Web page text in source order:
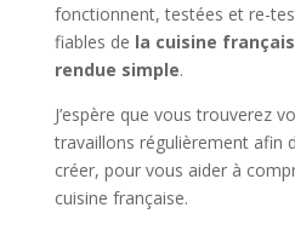
fonctionnent, testées et re-
fiables de la cuisine
rendue simple.
J’espère que vous trouverez
travaillons régulièrement afin
créer, pour vous aider à
cuisine française.